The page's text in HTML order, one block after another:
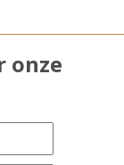
onze